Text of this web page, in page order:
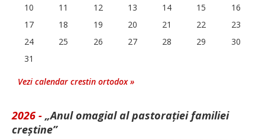
10
11 12 13 14 15
16
17
18 19 20 21 22
23
24
25 26 27 28 29
30
31
Vezi calendar crestin ortodox »
2026 - „Anul omagial al pastorației familiei
creștine”